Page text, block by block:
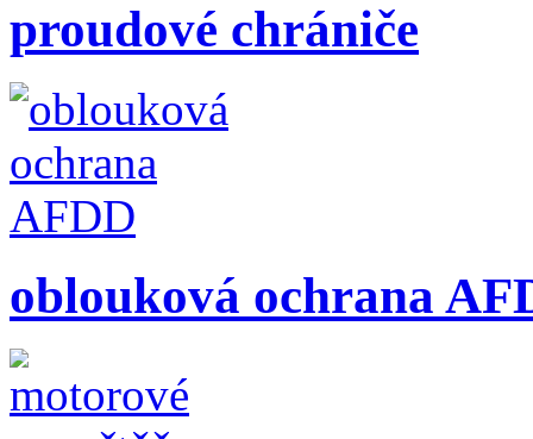
proudové chrániče
oblouková ochrana